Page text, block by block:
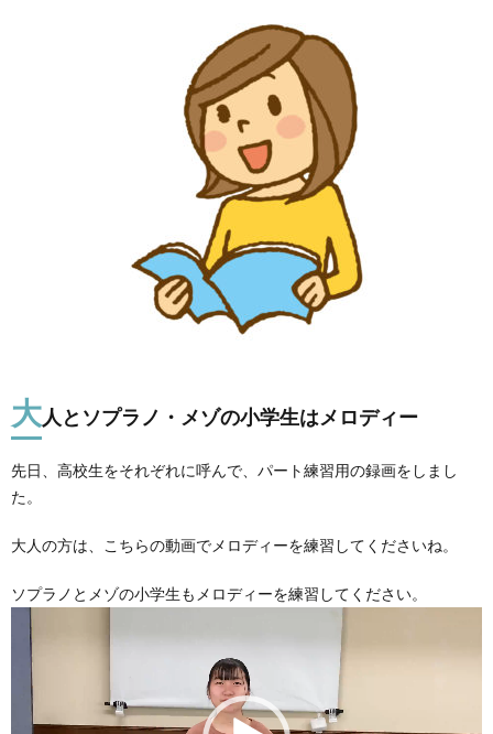
大人とソプラノ・メゾの小学生はメロディー
先日、高校生をそれぞれに呼んで、パート練習用の録画をしまし
た。
大人の方は、こちらの動画でメロディーを練習してくださいね。
ソプラノとメゾの小学生もメロディーを練習してください。